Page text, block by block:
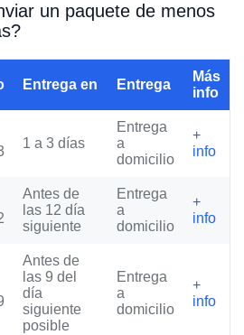
un paquete de menos
Entrega en Entrega
Más
info
1 a 3 días
Entrega
a
domicilio
+
info
Antes de
las 12 día
siguiente
Entrega
a
domicilio
+
info
Antes de
las 9 del
día
siguiente
posible
Entrega
a
domicilio
+
info